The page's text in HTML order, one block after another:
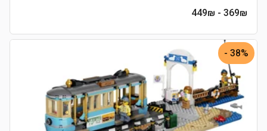
369₪
- 449₪
38% -